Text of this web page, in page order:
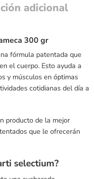
adicional
300 gr
fórmula patentada que
el cuerpo. Esto ayuda a
y músculos en óptimas
cotidianas del día a
producto de la mejor
que le ofrecerán
selectium?